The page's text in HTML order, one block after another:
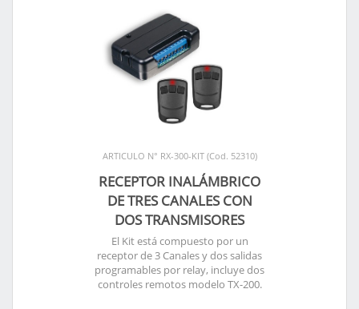
ARTICULO N° RX-300-KIT (Cod. 52310)
RECEPTOR INALÁMBRICO
DE TRES CANALES CON
DOS TRANSMISORES
El Kit está compuesto por un
receptor de 3 Canales y dos salidas
programables por relay, incluye dos
controles remotos modelo TX-200.